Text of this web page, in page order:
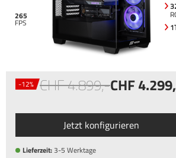
265
-12% 4.899,- 4.299
Jetzt konfigurieren
Lieferzeit:3-5 Werktage